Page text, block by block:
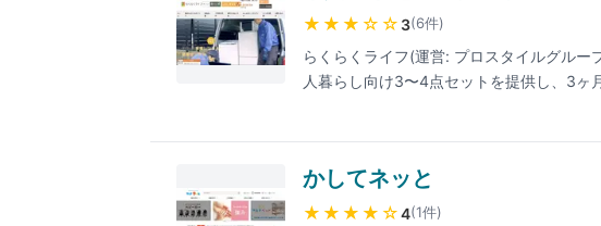
★★★ ☆☆ 3(6件)
らくらくライフ(運営: プロスタイルグル
人暮らし向け3〜4点セットを提供し、3
良・和歌山・宮城・福島・山梨・長野の18
かしてネッと
★★★★ ☆4(1件)